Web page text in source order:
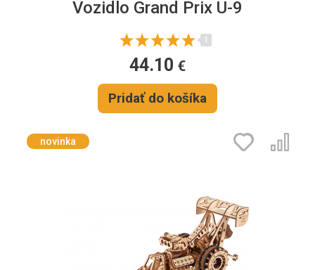
Vozidlo Grand Prix U-9
1
44.10 €
Pridať do košíka
novinka